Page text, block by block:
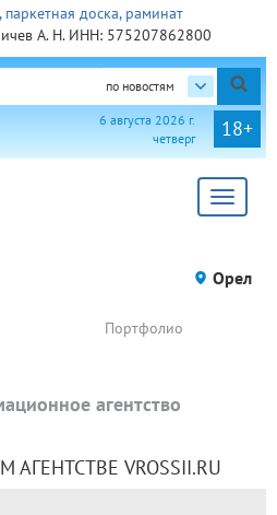
А. Н. ИНН: 575207862800
по новостям
18+
6 августа 2026 г.
четверг
Toggle
Орел
Портфолио
агентство
VROSSII.RU